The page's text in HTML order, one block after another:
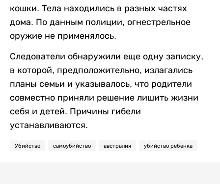
кошки. Тела находились в разных частях
дома. По данным полиции, огнестрельное
оружие не применялось.
Следователи обнаружили еще одну записку,
в которой, предположительно, излагались
планы семьи и указывалось, что родители
совместно приняли решение лишить жизни
себя и детей. Причины гибели
устанавливаются.
Убийство самоубийство австралия убийство ребенка